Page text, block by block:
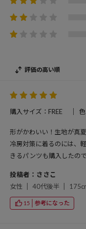
評価の高い順
購入サイズ：FREE
形がかわいい！生地が真
冷房対策に着るのには、
きるパンツも購入したの
投稿者：ささこ
女性
40代後半
15 参考になった